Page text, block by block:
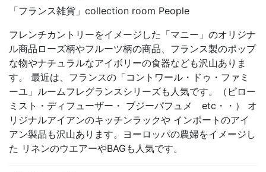
「フランス雑貨」collection room People
フレンチカントリーをイメージした「マニー」のオリジナ
ル商品ローズ柄やフルーツ柄の商品、フランス製のポップ
な物やナチュラルなアイボリーの食器なども沢山ありま
す。 最近は、フランスの「コントワール・ドゥ・ファミ
ーユ」ルームフレグランスシリーズも人気です。（ピロー
ミスト・ディフューザー・ ブジーパフュメ etc・・） オ
リジナルアイアンのキッチンラックや インポートのアイ
アン製品も沢山あります。ヨーロッパの農婦をイメージし
た リネンのウエアーやBAGも人気です。